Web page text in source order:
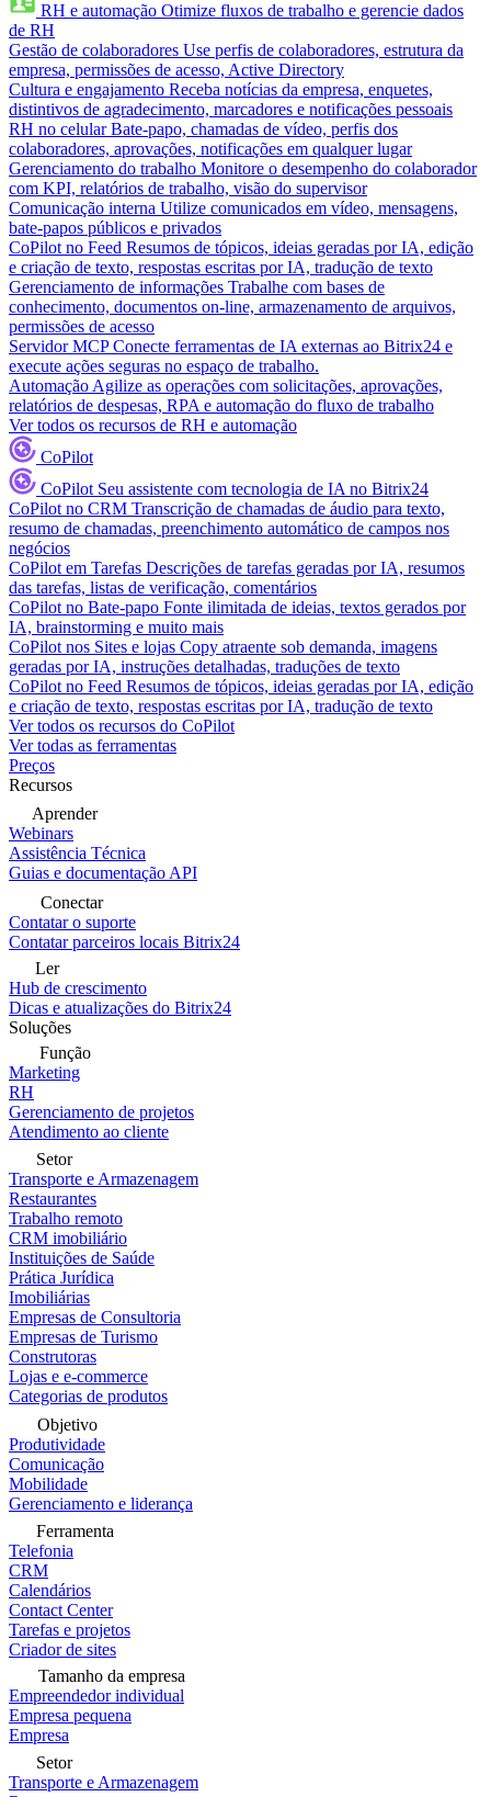
RH e automação Otimize fluxos de trabalho e gerencie dados
de RH
Gestão de colaboradores Use perfis de colaboradores, estrutura da
empresa, permissões de acesso, Active Directory
Cultura e engajamento Receba notícias da empresa, enquetes,
distintivos de agradecimento, marcadores e notificações pessoais
RH no celular Bate-papo, chamadas de vídeo, perfis dos
colaboradores, aprovações, notificações em qualquer lugar
Gerenciamento do trabalho Monitore o desempenho do colaborador
com KPI, relatórios de trabalho, visão do supervisor
Comunicação interna Utilize comunicados em vídeo, mensagens,
bate-papos públicos e privados
CoPilot no Feed Resumos de tópicos, ideias geradas por IA, edição
e criação de texto, respostas escritas por IA, tradução de texto
Gerenciamento de informações Trabalhe com bases de
conhecimento, documentos on-line, armazenamento de arquivos,
permissões de acesso
Servidor MCP Conecte ferramentas de IA externas ao Bitrix24 e
execute ações seguras no espaço de trabalho.
Automação Agilize as operações com solicitações, aprovações,
relatórios de despesas, RPA e automação do fluxo de trabalho
Ver todos os recursos de RH e automação
CoPilot
CoPilot Seu assistente com tecnologia de IA no Bitrix24
CoPilot no CRM Transcrição de chamadas de áudio para texto,
resumo de chamadas, preenchimento automático de campos nos
negócios
CoPilot em Tarefas Descrições de tarefas geradas por IA, resumos
das tarefas, listas de verificação, comentários
CoPilot no Bate-papo Fonte ilimitada de ideias, textos gerados por
IA, brainstorming e muito mais
CoPilot nos Sites e lojas Copy atraente sob demanda, imagens
geradas por IA, instruções detalhadas, traduções de texto
CoPilot no Feed Resumos de tópicos, ideias geradas por IA, edição
e criação de texto, respostas escritas por IA, tradução de texto
Ver todos os recursos do CoPilot
Ver todas as ferramentas
Preços
Recursos
Aprender
Webinars
Assistência Técnica
Guias e documentação API
Conectar
Contatar o suporte
Contatar parceiros locais Bitrix24
Ler
Hub de crescimento
Dicas e atualizações do Bitrix24
Soluções
Função
Marketing
RH
Gerenciamento de projetos
Atendimento ao cliente
Setor
Transporte e Armazenagem
Restaurantes
Trabalho remoto
CRM imobiliário
Instituições de Saúde
Prática Jurídica
Imobiliárias
Empresas de Consultoria
Empresas de Turismo
Construtoras
Lojas e e-commerce
Categorias de produtos
Objetivo
Produtividade
Comunicação
Mobilidade
Gerenciamento e liderança
Ferramenta
Telefonia
CRM
Calendários
Contact Center
Tarefas e projetos
Criador de sites
Tamanho da empresa
Empreendedor individual
Empresa pequena
Empresa
Setor
Transporte e Armazenagem